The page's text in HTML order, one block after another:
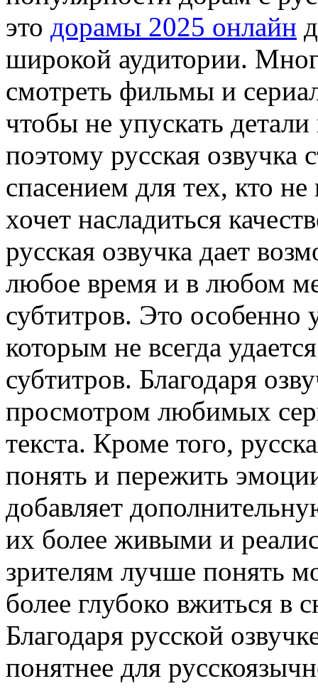
это дорамы 2025 онлайн
широкой аудитории.
смотреть фильмы и
чтобы не упускать
поэтому русская озвучка
спасением для тех, кто
хочет насладиться
русская озвучка дает
любое время и в любом
субтитров. Это особенно
которым не всегда
субтитров. Благодаря
просмотром любимых
текста. Кроме того,
понять и пережить
добавляет
их более живыми и
зрителям лучше понять
более глубоко вжиться
Благодаря русской
понятнее для